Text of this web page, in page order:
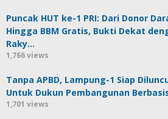
Puncak HUT ke-1 PRI: Dari Donor
Hingga BBM Gratis, Bukti Dekat
Raky…
1,766 views
Tanpa APBD, Lampung-1 Siap
Untuk Dukun Pembangunan
1,701 views